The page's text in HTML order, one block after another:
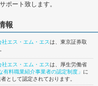
ポート致します。
報
社エス・エム・エスは、東京証券取
社エス・エム・エスは、厚生労働省
有料職業紹介事業者の認定制度」 に
として認定されております。